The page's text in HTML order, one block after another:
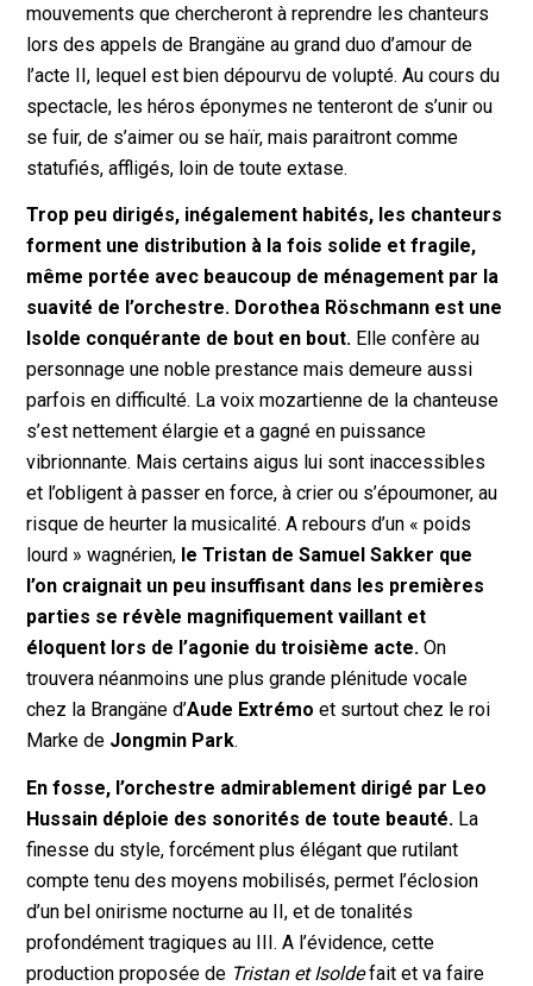
mouvements que chercheront à reprendre les chanteurs
lors des appels de Brangäne au grand duo d’amour de
l’acte II, lequel est bien dépourvu de volupté. Au cours du
spectacle, les héros éponymes ne tenteront de s’unir ou
se fuir, de s’aimer ou se haïr, mais paraitront comme
statufiés, affligés, loin de toute extase.
Trop peu dirigés, inégalement habités, les chanteurs
forment une distribution à la fois solide et fragile,
même portée avec beaucoup de ménagement par la
suavité de l’orchestre. Dorothea Röschmann est une
Isolde conquérante de bout en bout. Elle confère au
personnage une noble prestance mais demeure aussi
parfois en difficulté. La voix mozartienne de la chanteuse
s’est nettement élargie et a gagné en puissance
vibrionnante. Mais certains aigus lui sont inaccessibles
et l’obligent à passer en force, à crier ou s’époumoner, au
risque de heurter la musicalité. A rebours d’un « poids
lourd » wagnérien, le Tristan de Samuel Sakker que
l’on craignait un peu insuffisant dans les premières
parties se révèle magnifiquement vaillant et
éloquent lors de l’agonie du troisième acte. On
trouvera néanmoins une plus grande plénitude vocale
chez la Brangäne d’Aude Extrémo et surtout chez le roi
Marke de Jongmin Park.
En fosse, l’orchestre admirablement dirigé par Leo
Hussain déploie des sonorités de toute beauté. La
finesse du style, forcément plus élégant que rutilant
compte tenu des moyens mobilisés, permet l’éclosion
d’un bel onirisme nocturne au II, et de tonalités
profondément tragiques au III. A l’évidence, cette
production proposée de Tristan et Isoldefait et va faire